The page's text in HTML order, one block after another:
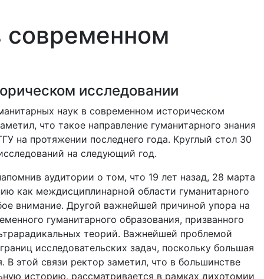
современном
исследовании
наук в современном историческом
что такое направление гуманитарного знания
на протяжении последнего года. Круглый стол 30
на следующий год.
аудитории о том, что 19 лет назад, 28 марта
как междисциплинарной области гуманитарного
внимание. Другой важнейшей причиной упора на
гуманитарного образования, призванного
теорий. Важнейшей проблемой
исследовательских задач, поскольку большая
этой связи ректор заметил, что в большинстве
историю, рассматривается в рамках дихотомии